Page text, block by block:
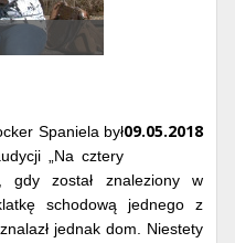
09.05.2018
Spaniela był
„Na cztery
gdy został znaleziony w
schodową jednego z
jednak dom. Niestety